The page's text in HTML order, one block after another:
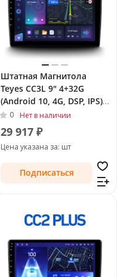
Штатная Магнитола
Teyes CC3L 9" 4+32G
(Android 10, 4G, DSP, IPS)
для Chevrolet TrailBlazer
II Рестайлинг 2016 - 2022
0 Нет в наличии
29 917 ₽
Цена указана за: шт
Подписаться